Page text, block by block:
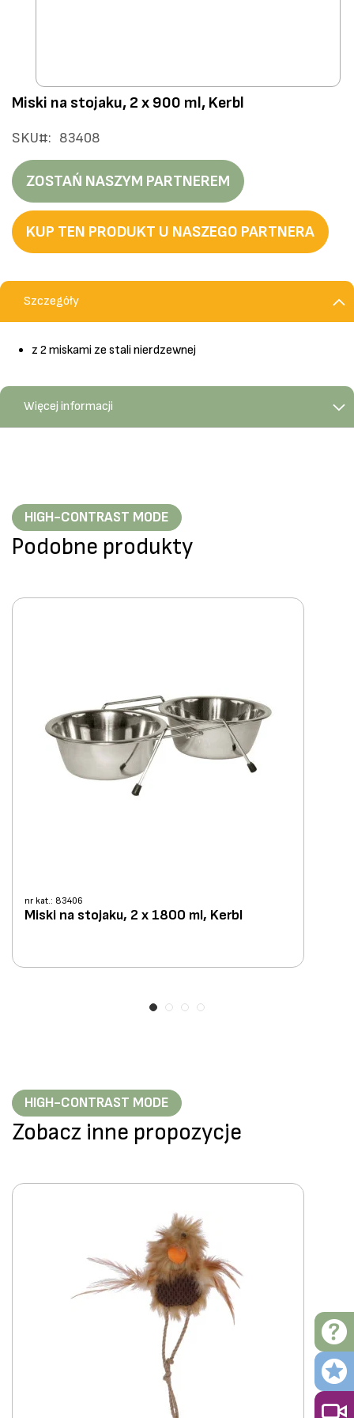
Przejdź
na
początek
galerii
Miski na stojaku, 2 x 900 ml, Kerbl
SKU 83408
ZOSTAŃ NASZYM PARTNEREM
KUP TEN PRODUKT U NASZEGO PARTNERA
Szczegóły
z 2 miskami ze stali nierdzewnej
Więcej informacji
HIGH-CONTRAST MODE
Podobne produkty
nr kat.: 83406
Miski na stojaku, 2 x 1800 ml, Kerbl
HIGH-CONTRAST MODE
Zobacz inne propozycje